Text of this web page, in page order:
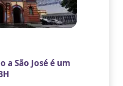
a São José é um